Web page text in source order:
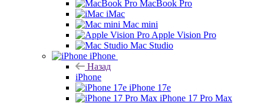
MacBook Pro
iMac
Mac mini
Apple Vision Pro
Mac Studio
iPhone
Назад
iPhone
iPhone 17e
iPhone 17 Pro Max